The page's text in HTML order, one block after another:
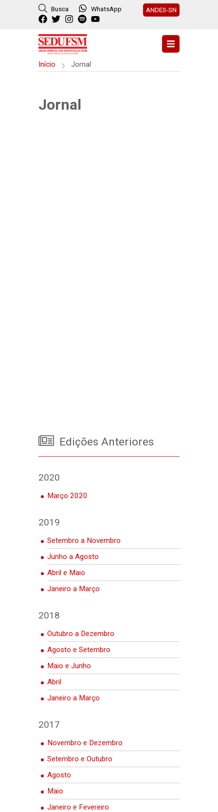
Busca WhatsApp ANDES-SN
Início Jornal
Jornal
Edições Anteriores
2020
Março 2020
2019
Setembro a Novembro
Junho a Agosto
Abril e Maio
Janeiro a Março
2018
Outubro a Dezembro
Agosto e Setembro
Maio e Junho
Abril
Janeiro a Março
2017
Novembro e Dezembro
Setembro e Outubro
Agosto
Maio
Janeiro e Fevereiro